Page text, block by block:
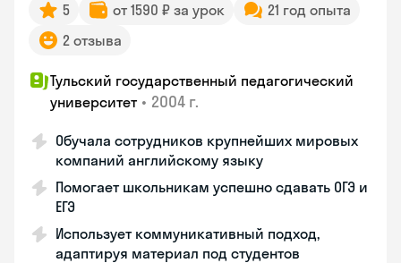
5 от 1590 ₽ за урок
21 год опыта
2 отзыва
Тульский государственный педагогический
университет • 2004 г.
Обучала сотрудников крупнейших мировых
компаний английскому языку
Помогает школьникам успешно сдавать ОГЭ и
ЕГЭ
Использует коммуникативный подход,
адаптируя материал под студентов